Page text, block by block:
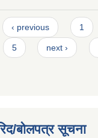
‹ previous 1
5 next ›
बोलपत्र सूचना